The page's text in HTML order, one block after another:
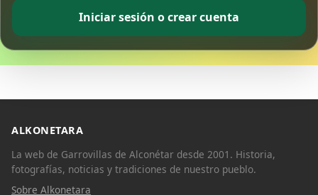
Iniciar sesión o crear cuenta
ALKONETARA
La web de Garrovillas de Alconétar desde 2001. Historia,
fotografías, noticias y tradiciones de nuestro pueblo.
Sobre Alkonetara